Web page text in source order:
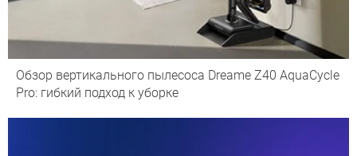
Обзор вертикального пылесоса Dreame Z40 AquaCycle
Pro: гибкий подход к уборке